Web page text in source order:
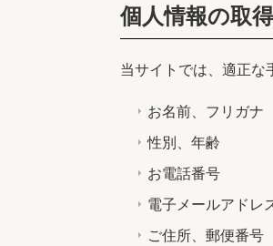
個人情報の取得
当サイトでは、適正な
お名前、フリガナ
性別、年齢
お電話番号
電子メールアドレ
ご住所、郵便番号